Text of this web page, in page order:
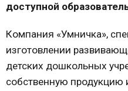
доступной
Компания «Умничка»,
изготовлении
детских дошкольных
собственную продукцию